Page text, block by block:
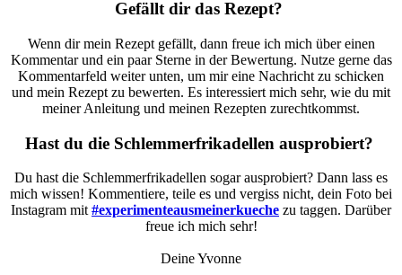
Gefällt dir das Rezept?
Wenn dir mein Rezept gefällt, dann freue ich mich über einen
Kommentar und ein paar Sterne in der Bewertung. Nutze gerne das
Kommentarfeld weiter unten, um mir eine Nachricht zu schicken
und mein Rezept zu bewerten. Es interessiert mich sehr, wie du mit
meiner Anleitung und meinen Rezepten zurechtkommst.
Hast du die Schlemmerfrikadellen ausprobiert?
Du hast die Schlemmerfrikadellen sogar ausprobiert? Dann lass es
mich wissen! Kommentiere, teile es und vergiss nicht, dein Foto bei
Instagram mit #experimenteausmeinerkueche zu taggen. Darüber
freue ich mich sehr!
Deine Yvonne